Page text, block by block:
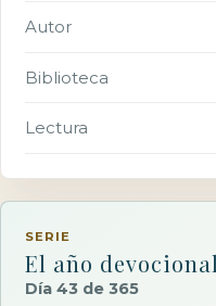
Autor
Biblioteca
Lectura
SERIE
El año
Día 43 de 365